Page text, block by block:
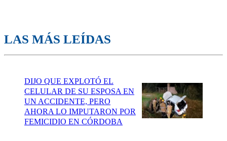
LAS MÁS LEÍDAS
DIJO QUE EXPLOTÓ EL
CELULAR DE SU ESPOSA EN
UN ACCIDENTE, PERO
AHORA LO IMPUTARON POR
FEMICIDIO EN CÓRDOBA